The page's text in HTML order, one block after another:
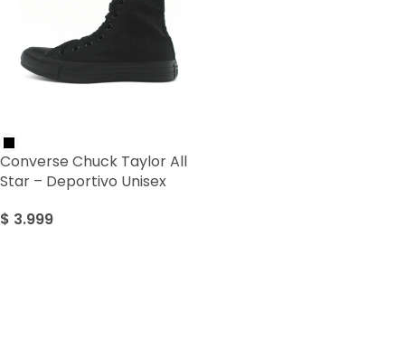
Converse Chuck Taylor All
Star – Deportivo Unisex
$ 3.999